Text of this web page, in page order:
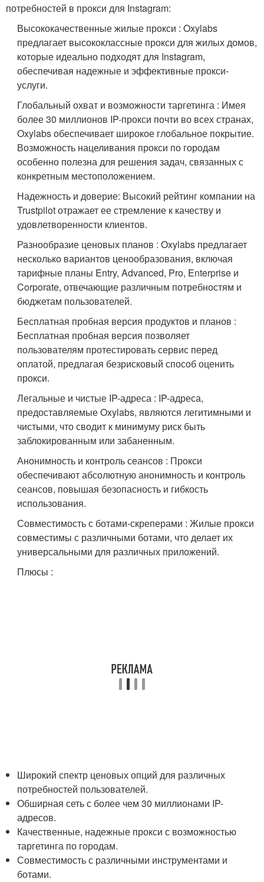
потребностей в прокси для Instagram:
Высококачественные жилые прокси : Oxylabs
предлагает высококлассные прокси для жилых домов,
которые идеально подходят для Instagram,
обеспечивая надежные и эффективные прокси-
услуги.
Глобальный охват и возможности таргетинга : Имея
более 30 миллионов IP-прокси почти во всех странах,
Oxylabs обеспечивает широкое глобальное покрытие.
Возможность нацеливания прокси по городам
особенно полезна для решения задач, связанных с
конкретным местоположением.
Надежность и доверие: Высокий рейтинг компании на
Trustpilot отражает ее стремление к качеству и
удовлетворенности клиентов.
Разнообразие ценовых планов : Oxylabs предлагает
несколько вариантов ценообразования, включая
тарифные планы Entry, Advanced, Pro, Enterprise и
Corporate, отвечающие различным потребностям и
бюджетам пользователей.
Бесплатная пробная версия продуктов и планов :
Бесплатная пробная версия позволяет
пользователям протестировать сервис перед
оплатой, предлагая безрисковый способ оценить
прокси.
Легальные и чистые IP-адреса : IP-адреса,
предоставляемые Oxylabs, являются легитимными и
чистыми, что сводит к минимуму риск быть
заблокированным или забаненным.
Анонимность и контроль сеансов : Прокси
обеспечивают абсолютную анонимность и контроль
сеансов, повышая безопасность и гибкость
использования.
Совместимость с ботами-скреперами : Жилые прокси
совместимы с различными ботами, что делает их
универсальными для различных приложений.
Плюсы :
Широкий спектр ценовых опций для различных
потребностей пользователей.
Обширная сеть с более чем 30 миллионами IP-
адресов.
Качественные, надежные прокси с возможностью
таргетинга по городам.
Совместимость с различными инструментами и
ботами.